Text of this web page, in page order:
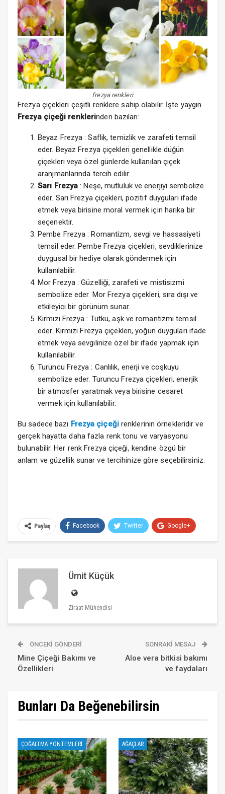
frezya renkleri
Frezya çiçekleri çeşitli renklere sahip olabilir. İşte yaygın
Frezya çiçeği renklerinden bazıları:
Beyaz Frezya : Saflik, temizlik ve zarafeti temsil
eder. Beyaz Frezya çiçekleri genellikle düğün
çiçekleri veya özel günlerde kullanılan çiçek
aranjmanlarında tercih edilir.
Sarı Frezya : Neşe, mutluluk ve enerjiyi sembolize
eder. Sarı Frezya çiçekleri, pozitif duyguları ifade
etmek veya birisine moral vermek için harika bir
seçenektir.
Pembe Frezya : Romantizm, sevgi ve hassasiyeti
temsil eder. Pembe Frezya çiçekleri, sevdiklerinize
duygusal bir hediye olarak göndermek için
kullanılabilir.
Mor Frezya : Güzelliği, zarafeti ve mistisizmi
sembolize eder. Mor Frezya çiçekleri, sıra dışı ve
etkileyici bir görünüm sunar.
Kırmızı Frezya : Tutku, aşk ve romantizmi temsil
eder. Kırmızı Frezya çiçekleri, yoğun duyguları ifade
etmek veya sevgilinize özel bir ifade yapmak için
kullanılabilir.
Turuncu Frezya : Canlılık, enerji ve coşkuyu
sembolize eder. Turuncu Frezya çiçekleri, enerjik
bir atmosfer yaratmak veya birisine cesaret
vermek için kullanılabilir.
Bu sadece bazı Frezya çiçeğirenklerinin örnekleridir ve
gerçek hayatta daha fazla renk tonu ve varyasyonu
bulunabilir. Her renk Frezya çiçeği, kendine özgü bir
anlam ve güzellik sunar ve tercihinize göre seçebilirsiniz.
Paylaş Facebook Twitter Google+
Ümit Küçük
Ziraat Mühendisi
ÖNCEKI GÖNDERI
Mine Çiçeği Bakımı ve
Özellikleri
SONRAKI MESAJ
Aloe vera bitkisi bakımı
ve faydaları
Bunları Da Beğenebilirsin
ÇOĞALTMA YÖNTEMLERI AĞAÇLAR